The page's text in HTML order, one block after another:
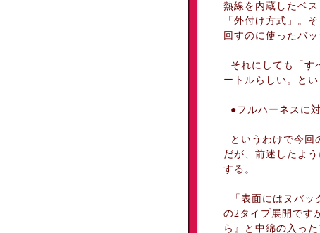
熱線を内蔵したベ
「外付け方式」。
回すのに使ったバ
それにしても「す
ートルらしい。と
●フルハーネスに
というわけで今回
だが、前述したよ
する。
「表面にはヌバッ
の2タイプ展開です
ら』と中綿の入っ